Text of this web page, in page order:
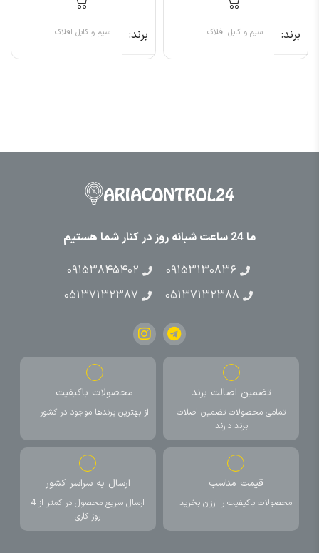
برند سیم و کابل افلاک برند سیم و کابل افلاک
ما 24 ساعت شبانه روز در کنار شما هستیم
۰۹۱۵۳۱۳۰۸۳۶
۰۹۱۵۳۸۴۵۴۰۲
۰۵۱۳۷۱۳۲۳۸۸
۰۵۱۳۷۱۳۲۳۸۷
تضمین اصالت برند
تمامی محصولات تضمین اصلات
برند دارند
محصولات باکیفیت
از بهترین برندها موجود در کشور
قیمت مناسب
محصولات باکیفیت را ارزان بخرید
ارسال به سراسر کشور
ارسال سریع محصول در کمتر از 4
روز کاری